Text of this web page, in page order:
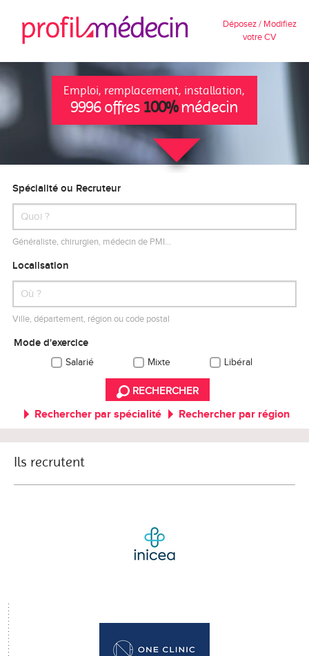
Déposez / Modifiez
votre CV
Emploi, remplacement, installation,
9996 offres 100%médecin
Spécialité ou Recruteur
Généraliste, chirurgien, médecin de PMI…
Localisation
Ville, département, région ou code postal
Mode d'exercice
Salarié Mixte Libéral
RECHERCHER
Rechercher par spécialité Rechercher par région
Ils recrutent